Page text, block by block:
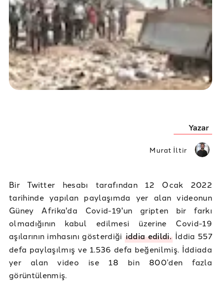
Yazar
Murat İltir
Bir Twitter hesabı tarafından 12 Ocak 2022
tarihinde yapılan paylaşımda yer alan videonun
Güney Afrika'da Covid-19'un gripten bir farkı
olmadığının kabul edilmesi üzerine Covid-19
aşılarının imhasını gösterdiği iddia edildi.İddia 557
defa paylaşılmış ve 1.536 defa beğenilmiş. İddiada
yer alan video ise 18 bin 800’den fazla
görüntülenmiş.